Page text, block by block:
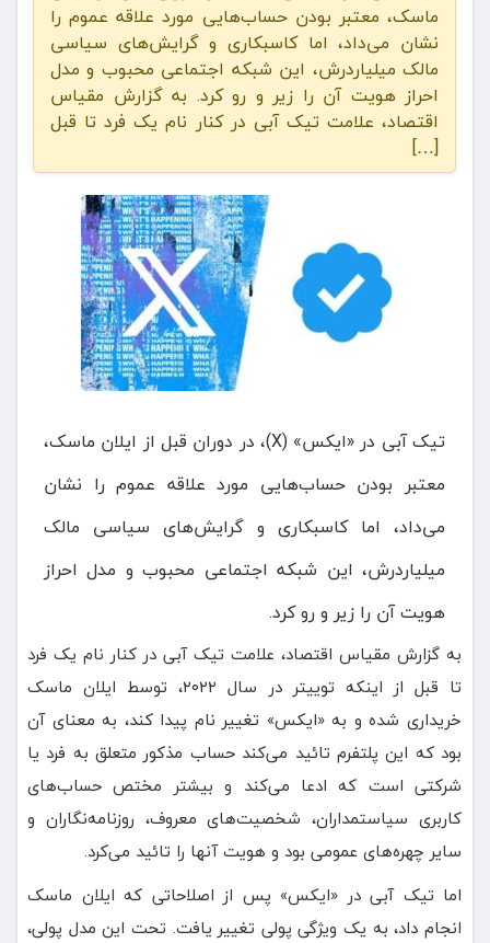
ماسک، معتبر بودن حساب‌هایی مورد علاقه عموم را
نشان می‌داد، اما کاسبکاری و گرایش‌های سیاسی
مالک میلیاردرش، این شبکه اجتماعی محبوب و مدل
احراز هویت آن را زیر و رو کرد. به گزارش مقیاس
اقتصاد، علامت تیک آبی در کنار نام یک فرد تا قبل
[…]
تیک آبی در «ایکس» (X)، در دوران قبل از ایلان ماسک،
معتبر بودن حساب‌هایی مورد علاقه عموم را نشان
می‌داد، اما کاسبکاری و گرایش‌های سیاسی مالک
میلیاردرش، این شبکه اجتماعی محبوب و مدل احراز
هویت آن را زیر و رو کرد.
به گزارش مقیاس اقتصاد، علامت تیک آبی در کنار نام یک فرد
تا قبل از اینکه توییتر در سال ۲۰۲۲، توسط ایلان ماسک
خریداری شده و به «ایکس» تغییر نام پیدا کند، به معنای آن
بود که این پلتفرم تائید می‌کند حساب مذکور متعلق به فرد یا
شرکتی است که ادعا می‌کند و بیشتر مختص حساب‌های
کاربری سیاستمداران، شخصیت‌های معروف، روزنامه‌نگاران و
سایر چهره‌های عمومی بود و هویت آنها را تائید می‌کرد.
اما تیک آبی در «ایکس» پس از اصلاحاتی که ایلان ماسک
انجام داد، به یک ویژگی پولی تغییر یافت. تحت این مدل پولی،